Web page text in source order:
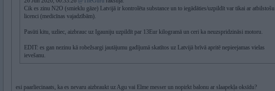
Cik es zinu N2O (smieklu gāze) Latvijā ir kontrolēta substance un to iegādāties/uzpildīt var tikai ar atbilstošu
licenci (medicīnas vajadzībām).
Pasūti kitu, uzliec, aizbrauc uz Igauniju uzpildīt par 13Eur kilogramā un ceri ka neuzspridzināsi motoru.
EDIT: es gan nezinu kā robežsargi jautājumu gadījumā skatītos uz Latvijā brīvā apritē nepieejamas vielas
ievešanu.
esi paarliecinaats, ka es nevaru aizbraukt uz Agu vai Elme messer un nopirkt balonu ar slaapekļa oksīdu?